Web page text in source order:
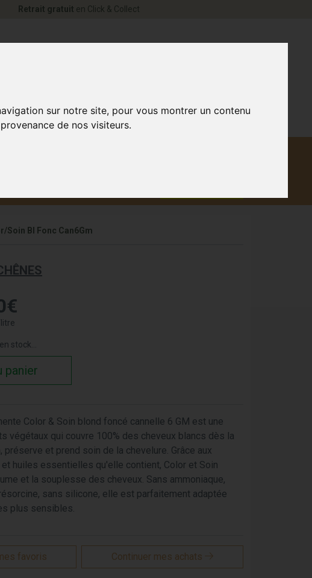
sur notre site, pour vous montrer un contenu
de nos visiteurs.
Retrait gratuit en Click & Collect
Soin Bl Fonc Can6Gm
€
litre
stock...
panier
Color & Soin blond foncé cannelle 6 GM est une
végétaux qui couvre 100% des cheveux blancs dès la
préserve et prend soin de la chevelure. Grâce aux
huiles essentielles qu'elle contient, Color et Soin
et la souplesse des cheveux. Sans ammoniaque,
sans silicone, elle est parfaitement adaptée
plus sensibles.
favoris Continuer mes achats